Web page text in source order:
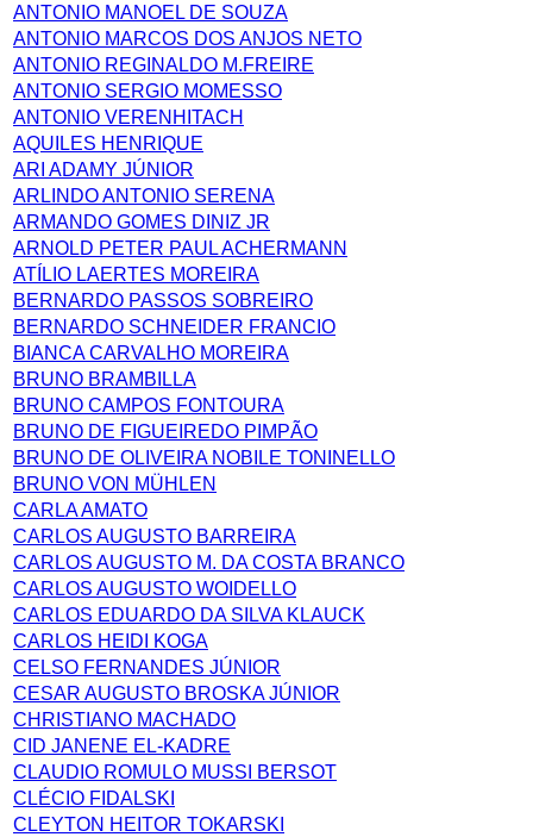
ANTONIO MANOEL DE SOUZA
ANTONIO MARCOS DOS ANJOS NETO
ANTONIO REGINALDO M.FREIRE
ANTONIO SERGIO MOMESSO
ANTONIO VERENHITACH
AQUILES HENRIQUE
ARI ADAMY JÚNIOR
ARLINDO ANTONIO SERENA
ARMANDO GOMES DINIZ JR
ARNOLD PETER PAUL ACHERMANN
ATÍLIO LAERTES MOREIRA
BERNARDO PASSOS SOBREIRO
BERNARDO SCHNEIDER FRANCIO
BIANCA CARVALHO MOREIRA
BRUNO BRAMBILLA
BRUNO CAMPOS FONTOURA
BRUNO DE FIGUEIREDO PIMPÃO
BRUNO DE OLIVEIRA NOBILE TONINELLO
BRUNO VON MÜHLEN
CARLA AMATO
CARLOS AUGUSTO BARREIRA
CARLOS AUGUSTO M. DA COSTA BRANCO
CARLOS AUGUSTO WOIDELLO
CARLOS EDUARDO DA SILVA KLAUCK
CARLOS HEIDI KOGA
CELSO FERNANDES JÚNIOR
CESAR AUGUSTO BROSKA JÚNIOR
CHRISTIANO MACHADO
CID JANENE EL-KADRE
CLAUDIO ROMULO MUSSI BERSOT
CLÉCIO FIDALSKI
CLEYTON HEITOR TOKARSKI